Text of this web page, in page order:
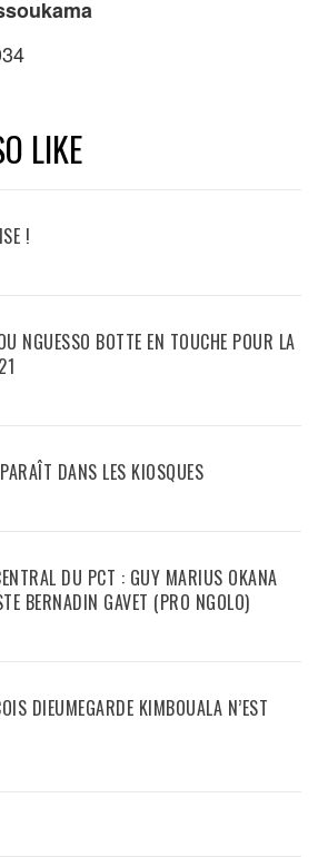
LIKE
!
NGUESSO BOTTE EN TOUCHE POUR LA
DANS LES KIOSQUES
DU PCT : GUY MARIUS OKANA
BERNADIN GAVET (PRO NGOLO)
DIEUMEGARDE KIMBOUALA N’EST